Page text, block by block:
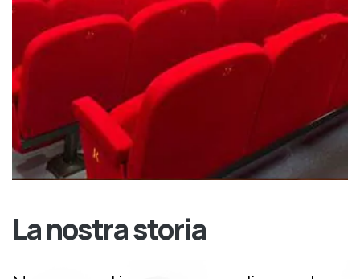
La nostra storia